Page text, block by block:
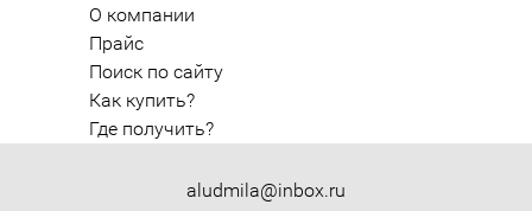
aludmila@inbox.ru
О компании
Прайс
Поиск по сайту
Как купить?
Где получить?